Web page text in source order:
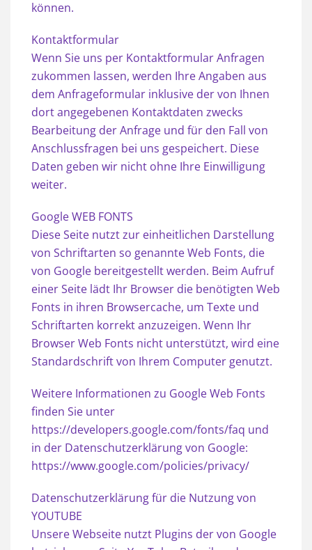
können.
Kontaktformular
Wenn Sie uns per Kontaktformular Anfragen
zukommen lassen, werden Ihre Angaben aus
dem Anfrageformular inklusive der von Ihnen
dort angegebenen Kontaktdaten zwecks
Bearbeitung der Anfrage und für den Fall von
Anschlussfragen bei uns gespeichert. Diese
Daten geben wir nicht ohne Ihre Einwilligung
weiter.
Google WEB FONTS
Diese Seite nutzt zur einheitlichen Darstellung
von Schriftarten so genannte Web Fonts, die
von Google bereitgestellt werden. Beim Aufruf
einer Seite lädt Ihr Browser die benötigten Web
Fonts in ihren Browsercache, um Texte und
Schriftarten korrekt anzuzeigen. Wenn Ihr
Browser Web Fonts nicht unterstützt, wird eine
Standardschrift von Ihrem Computer genutzt.
Weitere Informationen zu Google Web Fonts
finden Sie unter
https://developers.google.com/fonts/faq und
in der Datenschutzerklärung von Google:
https://www.google.com/policies/privacy/
Datenschutzerklärung für die Nutzung von
YOUTUBE
Unsere Webseite nutzt Plugins der von Google